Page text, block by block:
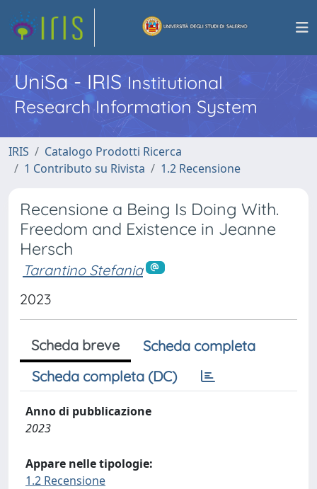
UniSa - IRISInstitutional
Research Information System
IRIS
Catalogo Prodotti Ricerca
1 Contributo su Rivista
1.2 Recensione
Recensione a Being Is Doing With.
Freedom and Existence in Jeanne
Hersch
Tarantino Stefania
2023
Scheda breve
Scheda completa
Scheda completa (DC)
Anno di pubblicazione
2023
Appare nelle tipologie:
1.2 Recensione